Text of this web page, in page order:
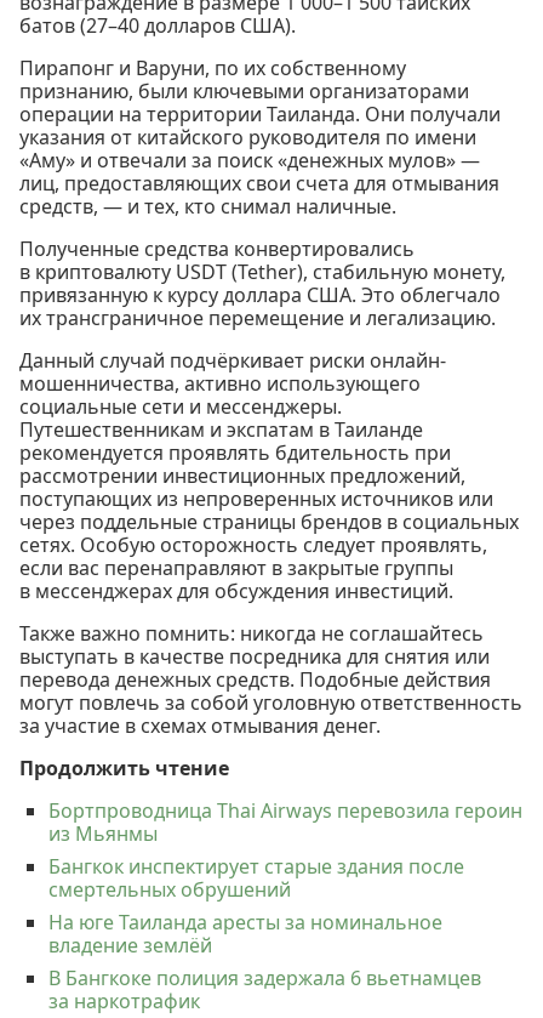
батов (27–40 долларов США).
Пирапонг и Варуни, по их собственному
признанию, были ключевыми организаторами
операции на территории Таиланда. Они получали
указания от китайского руководителя по имени
«Аму» и отвечали за поиск «денежных мулов» —
лиц, предоставляющих свои счета для отмывания
средств, — и тех, кто снимал наличные.
Полученные средства конвертировались
в криптовалюту USDT (Tether), стабильную монету,
привязанную к курсу доллара США. Это облегчало
их трансграничное перемещение и легализацию.
Данный случай подчёркивает риски онлайн-
мошенничества, активно использующего
социальные сети и мессенджеры.
Путешественникам и экспатам в Таиланде
рекомендуется проявлять бдительность при
рассмотрении инвестиционных предложений,
поступающих из непроверенных источников или
через поддельные страницы брендов в социальных
сетях. Особую осторожность следует проявлять,
если вас перенаправляют в закрытые группы
в мессенджерах для обсуждения инвестиций.
Также важно помнить: никогда не соглашайтесь
выступать в качестве посредника для снятия или
перевода денежных средств. Подобные действия
могут повлечь за собой уголовную ответственность
за участие в схемах отмывания денег.
Продолжить чтение
Бортпроводница Thai Airways перевозила героин
из Мьянмы
Бангкок инспектирует старые здания после
смертельных обрушений
На юге Таиланда аресты за номинальное
владение землёй
В Бангкоке полиция задержала 6 вьетнамцев
за наркотрафик